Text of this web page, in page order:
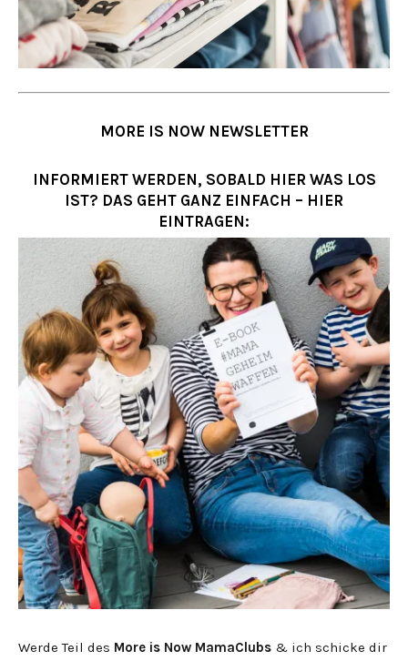
MORE IS NOW NEWSLETTER
INFORMIERT WERDEN, SOBALD HIER WAS LOS
IST? DAS GEHT GANZ EINFACH – HIER
EINTRAGEN:
Werde Teil des More is Now MamaClubs & ich schicke dir